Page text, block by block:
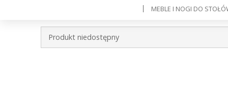
MEBLE I NOGI DO
Produkt niedostępny